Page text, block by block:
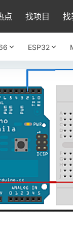
点 找项目 找
ESP32